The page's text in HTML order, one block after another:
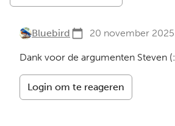
Bluebird 20 november 2025
Dank voor de argumenten Steven (:
Login om te reageren